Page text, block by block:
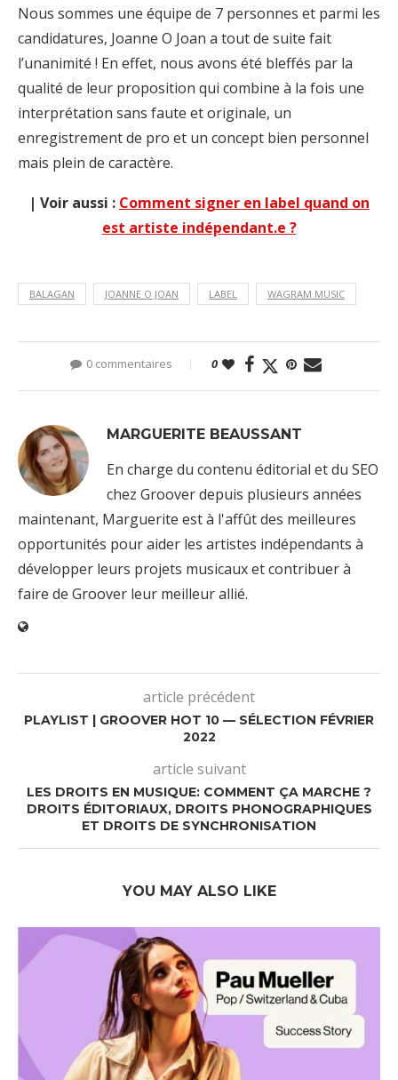
Nous sommes une équipe de 7 personnes et parmi les
candidatures, Joanne O Joan a tout de suite fait
l’unanimité ! En effet, nous avons été bleffés par la
qualité de leur proposition qui combine à la fois une
interprétation sans faute et originale, un
enregistrement de pro et un concept bien personnel
mais plein de caractère.
| Voir aussi : Comment signer en label quand on
est artiste indépendant.e ?
BALAGAN JOANNE O JOAN LABEL WAGRAM MUSIC
0 commentaires 0
MARGUERITE BEAUSSANT
En charge du contenu éditorial et du SEO
chez Groover depuis plusieurs années
maintenant, Marguerite est à l'affût des meilleures
opportunités pour aider les artistes indépendants à
développer leurs projets musicaux et contribuer à
faire de Groover leur meilleur allié.
article précédent
PLAYLIST | GROOVER HOT 10 — SÉLECTION FÉVRIER
2022
article suivant
LES DROITS EN MUSIQUE: COMMENT ÇA MARCHE ?
DROITS ÉDITORIAUX, DROITS PHONOGRAPHIQUES
ET DROITS DE SYNCHRONISATION
YOU MAY ALSO LIKE